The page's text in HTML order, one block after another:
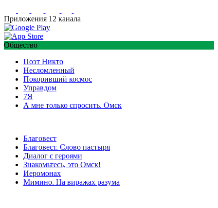
Приложения 12 канала
Общество
Поэт Никто
Несломленный
Покоривший космос
Управдом
7Я
А мне только спросить. Омск
Благовест
Благовест. Слово пастыря
Диалог с героями
Знакомьтесь, это Омск!
Иеромонах
Мимино. На виражах разума